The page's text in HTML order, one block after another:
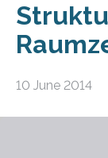
10 June 2014